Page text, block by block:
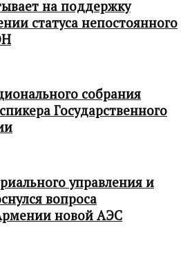
на поддержку
статуса непостоянного
собрания
Государственного
управления и
вопроса
новой АЭС